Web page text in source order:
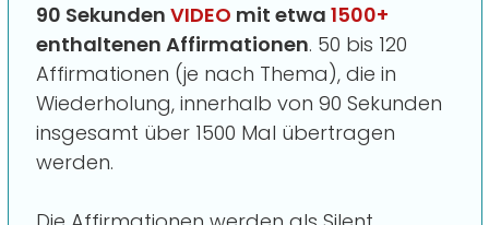
90 Sekunden VIDEO mit etwa 1500+
enthaltenen Affirmationen. 50 bis 120
Affirmationen (je nach Thema), die in
Wiederholung, innerhalb von 90 Sekunden
insgesamt über 1500 Mal übertragen
werden.